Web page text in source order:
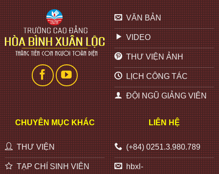
VĂN BẢN
VIDEO
THƯ VIỆN ẢNH
LỊCH CÔNG TÁC
ĐỘI NGŨ GIẢNG VIÊN
CHUYÊN MỤC KHÁC
THƯ VIỆN
TẠP CHÍ SINH VIÊN
LIÊN HỆ
(+84) 0251.3.980.789
hbxl-